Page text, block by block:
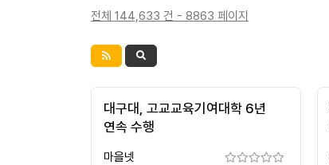
전체 144,633 건 - 8863 페이지
대구대, 고교교육기여대학 6년
연속 수행
마을넷